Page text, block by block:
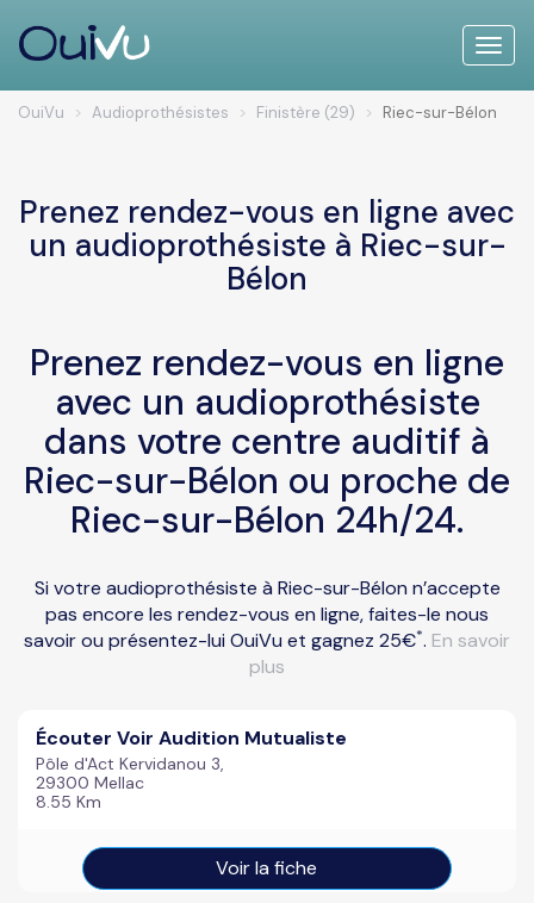
Toggle
OuiVu Audioprothésistes Finistère (29) Riec-sur-Bélon
Prenez rendez-vous en ligne avec
un audioprothésiste à Riec-sur-
Bélon
Prenez rendez-vous en ligne
avec un audioprothésiste
dans votre centre auditif à
Riec-sur-Bélon ou proche de
Riec-sur-Bélon 24h/24.
Si votre audioprothésiste à Riec-sur-Bélon n’accepte
pas encore les rendez-vous en ligne, faites-le nous
savoir ou présentez-lui OuiVu et gagnez 25€*. En savoir
plus
Écouter Voir Audition Mutualiste
Pôle d'Act Kervidanou 3,
29300 Mellac
8.55 Km
Voir la fiche